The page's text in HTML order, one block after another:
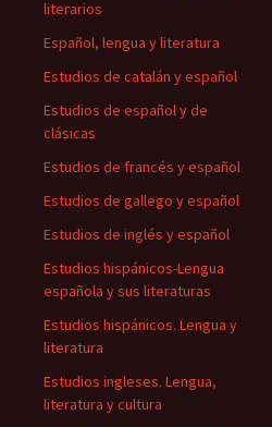
literarios
Español, lengua y literatura
Estudios de catalán y español
Estudios de español y de
clásicas
Estudios de francés y español
Estudios de gallego y español
Estudios de inglés y español
Estudios hispánicos-Lengua
española y sus literaturas
Estudios hispánicos. Lengua y
literatura
Estudios ingleses. Lengua,
literatura y cultura